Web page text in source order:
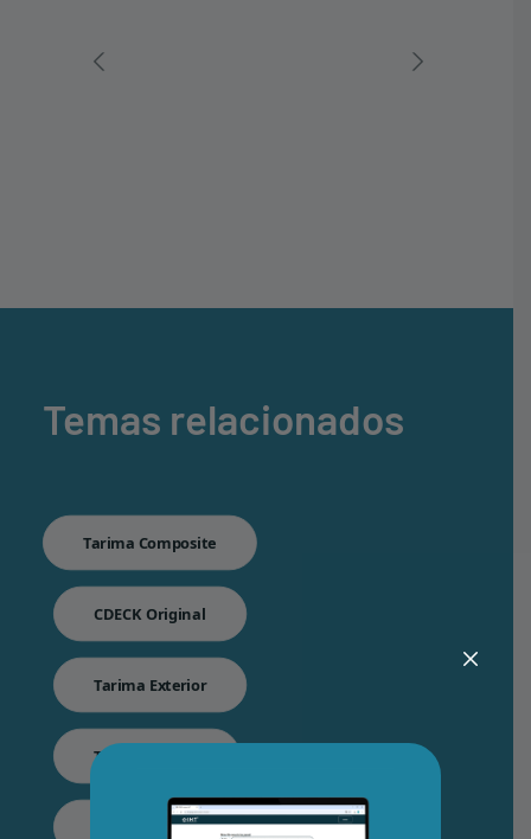
Temas relacionados
Tarima Composite
CDECK Original
Tarima Exterior
Tarima Balcon
Rastrel PVC